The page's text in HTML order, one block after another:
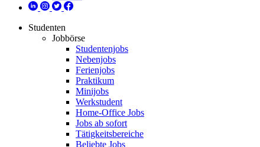
Studenten
Jobbörse
Studentenjobs
Nebenjobs
Ferienjobs
Praktikum
Minijobs
Werkstudent
Home-Office Jobs
Jobs ab sofort
Tätigkeitsbereiche
Beliebte Jobs